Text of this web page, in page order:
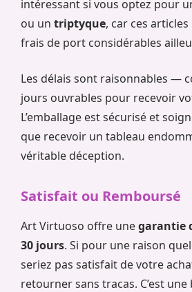
intéressant si vous optez pour
ou un triptyque, car ces
frais de port considérables
Les délais sont raisonnables —
jours ouvrables pour recevoir
L’emballage est sécurisé et
que recevoir un tableau
véritable déception.
Satisfait ou Remboursé
Art Virtuoso offre unegarantie
30 jours. Si pour une raison
seriez pas satisfait de votre
retourner sans tracas. C’est